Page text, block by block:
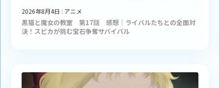
2026年8月4日 : アニメ
黒猫と魔女の教室 第17話 感想｜ライバルたちとの全面対
決！スピカが挑む宝石争奪サバイバル